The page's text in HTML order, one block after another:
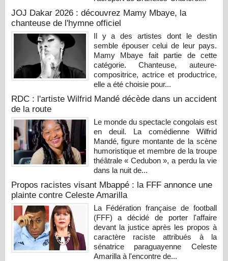
JOJ Dakar 2026 : découvrez Mamy Mbaye, la
chanteuse de l'hymne officiel
Il y a des artistes dont le destin
semble épouser celui de leur pays.
Mamy Mbaye fait partie de cette
catégorie. Chanteuse, auteure-
compositrice, actrice et productrice,
elle a été choisie pour...
RDC : l'artiste Wilfrid Mandé décède dans un accident
de la route
Le monde du spectacle congolais est
en deuil. La comédienne Wilfrid
Mandé, figure montante de la scène
humoristique et membre de la troupe
théâtrale « Cedubon », a perdu la vie
dans la nuit de...
Propos racistes visant Mbappé : la FFF annonce une
plainte contre Celeste Amarilla
La Fédération française de football
(FFF) a décidé de porter l'affaire
devant la justice après les propos à
caractère raciste attribués à la
sénatrice paraguayenne Celeste
Amarilla à l'encontre de...